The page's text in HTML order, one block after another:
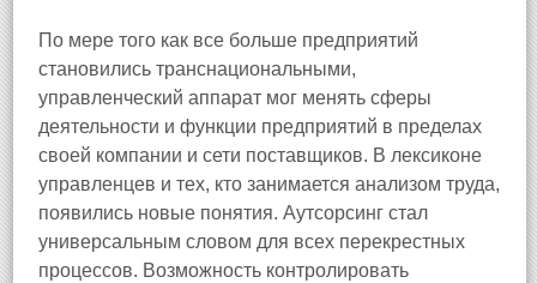
По мере того как все больше предприятий
становились транснациональными,
управленческий аппарат мог менять сферы
деятельности и функции предприятий в пределах
своей компании и сети поставщиков. В лексиконе
управленцев и тех, кто занимается анализом труда,
появились новые понятия. Аутсорсинг стал
универсальным словом для всех перекрестных
процессов. Возможность контролировать